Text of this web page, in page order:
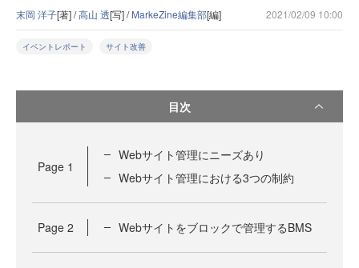
末岡 洋子[著] /高山 透[写] /MarkeZine編集部[編] 2021/02/09 10:00
イベントレポート サイト改善
目次
Page 1
Webサイト管理にニーズあり
Webサイト管理における3つの制約
Page 2 Webサイトをブロックで管理するBMS